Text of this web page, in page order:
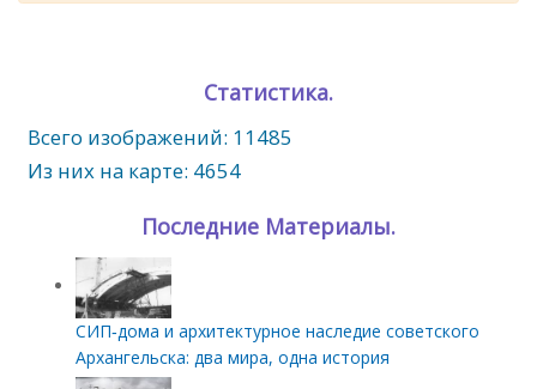
Статистика.
Всего изображений: 11485
Из них на карте: 4654
Последние Материалы.
СИП‑дома и архитектурное наследие советского
Архангельска: два мира, одна история